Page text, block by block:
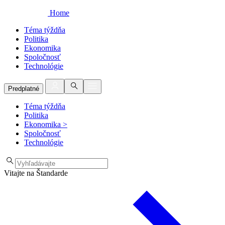
Home
Téma týždňa
Politika
Ekonomika
Spoločnosť
Technológie
Predplatné
Téma týždňa
Politika
Ekonomika >
Spoločnosť
Technológie
Vitajte na Štandarde